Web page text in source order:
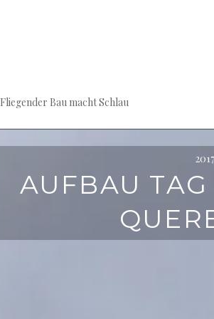
Fliegender Bau macht Schlau
AUFBAU